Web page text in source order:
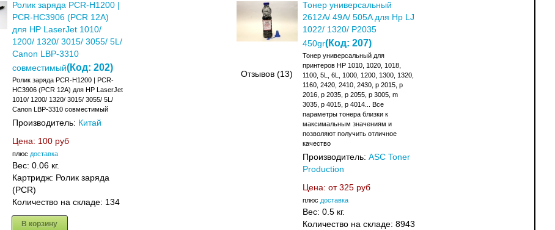
Ролик заряда PCR-H1200 |
PCR-HC3906 (PCR 12A)
для HP LaserJet 1010/
1200/ 1320/ 3015/ 3055/ 5L/
Canon LBP-3310
совместимый(Код: 202)
Ролик заряда PCR-H1200 | PCR-
HC3906 (PCR 12A) для HP LaserJet
1010/ 1200/ 1320/ 3015/ 3055/ 5L/
Canon LBP-3310 совместимый
Производитель: Китай
Цена: 100 руб
плюс доставка
Вес: 0.06 кг.
Картридж: Ролик заряда
(PCR)
Количество на складе: 134
В корзину
Отзывов (13)
Тонер универсальный
2612A/ 49A/ 505A для Hp LJ
1022/ 1320/ P2035
450gr(Код: 207)
Тонер универсальный для
принтеров HP 1010, 1020, 1018,
1100, 5L, 6L, 1000, 1200, 1300, 1320,
1160, 2420, 2410, 2430, p 2015, p
2016, p 2035, p 2055, p 3005, m
3035, p 4015, p 4014... Все
параметры тонера близки к
максимальным значениям и
позволяют получить отличное
качество
Производитель: ASC Toner
Production
Цена: от 325 руб
плюс доставка
Вес: 0.5 кг.
Количество на складе: 8943